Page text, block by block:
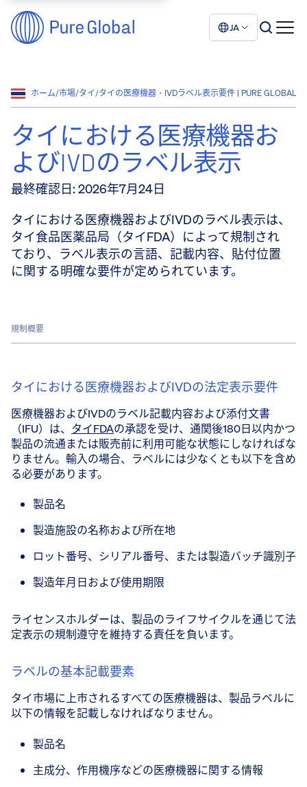
JA
ホーム/市場/タイ/タイの医療機器・IVDラベル表示要件 | PURE GLOBAL
タイにおける医療機器お
よびIVDのラベル表示
最終確認日: 2026年7月24日
タイにおける医療機器およびIVDのラベル表示は、
タイ食品医薬品局（タイFDA）によって規制され
ており、ラベル表示の言語、記載内容、貼付位置
に関する明確な要件が定められています。
規制概要
タイにおける医療機器およびIVDの法定表示要件
医療機器およびIVDのラベル記載内容および添付文書
（IFU）は、 タイFDAの承認を受け、通関後180日以内かつ
製品の流通または販売前に利用可能な状態にしなければな
りません。輸入の場合、ラベルには少なくとも以下を含め
る必要があります。
製品名
製造施設の名称および所在地
ロット番号、シリアル番号、または製造バッチ識別子
製造年月日および使用期限
ライセンスホルダーは、製品のライフサイクルを通じて法
定表示の規制遵守を維持する責任を負います。
ラベルの基本記載要素
タイ市場に上市されるすべての医療機器は、製品ラベルに
以下の情報を記載しなければなりません。
製品名
主成分、作用機序などの医療機器に関する情報